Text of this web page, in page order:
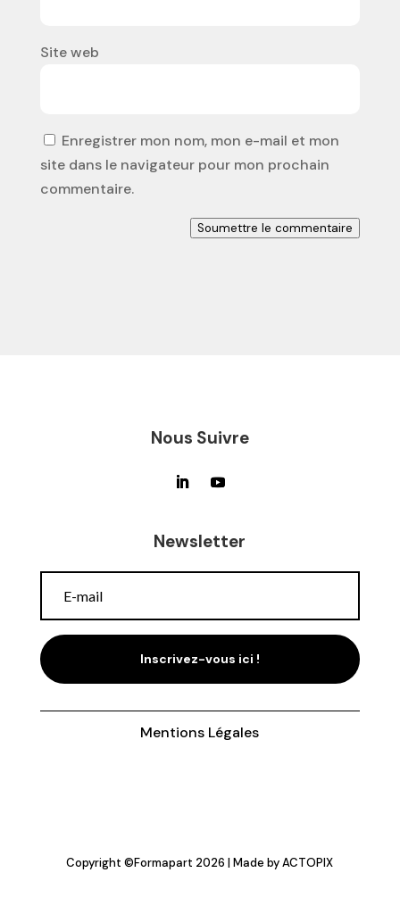
Site web
Enregistrer mon nom, mon e-mail et mon
site dans le navigateur pour mon prochain
commentaire.
Soumettre le commentaire
Nous Suivre
Newsletter
Inscrivez-vous ici !
Mentions Légales
Copyright ©Formapart 2026 | Made byACTOPIX